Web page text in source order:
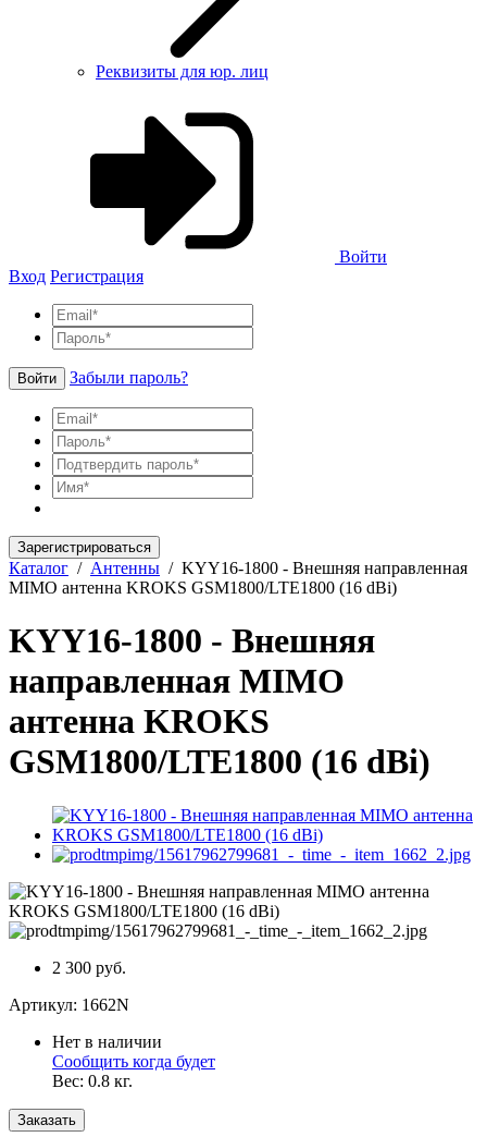
Реквизиты для юр. лиц
Войти
Вход Регистрация
Войти Забыли пароль?
Зарегистрироваться
Каталог / Антенны / KYY16-1800 - Внешняя направленная
MIMO антенна KROKS GSM1800/LTE1800 (16 dBi)
KYY16-1800 - Внешняя
направленная MIMO
антенна KROKS
GSM1800/LTE1800 (16 dBi)
2 300 руб.
Артикул: 1662N
Нет в наличии
Сообщить когда будет
Вес: 0.8 кг.
Заказать